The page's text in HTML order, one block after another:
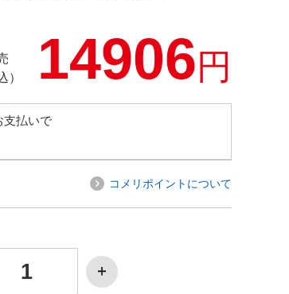
）
14906円
支払いで
コメリポイントについて